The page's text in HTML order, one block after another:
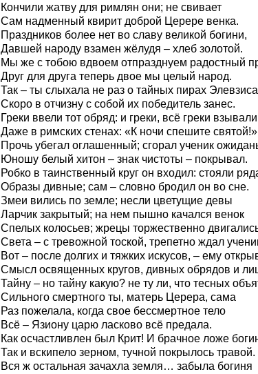
Кончили жатву для римлян они; не свивает
Сам надменный квирит доброй Церере венка.
Праздников более нет во славу великой богини,
Давшей народу взамен жёлудя – хлеб золотой.
Мы же с тобою вдвоем отпразднуем радостный
Друг для друга теперь двое мы целый народ.
Так – ты слыхала не раз о тайных пирах
Скоро в отчизну с собой их победитель занес.
Греки ввели тот обряд: и греки, всё греки взывали
Даже в римских стенах: «К ночи спешите святой!»
Прочь убегал оглашенный; сгорал ученик
Юношу белый хитон – знак чистоты – покрывал.
Робко в таинственный круг он входил: стояли
Образы дивные; сам – словно бродил он во сне.
Змеи вились по земле; несли цветущие девы
Ларчик закрытый; на нем пышно качался венок
Спелых колосьев; жрецы торжественно
Света – с тревожной тоской, трепетно ждал
Вот – после долгих и тяжких искусов, – ему
Смысл освященных кругов, дивных обрядов и
Тайну – но тайну какую? не ту ли, что тесных
Сильного смертного ты, матерь Церера, сама
Раз пожелала, когда свое бессмертное тело
Всё – Язиону царю ласково всё предала.
Как осчастливлен был Крит! И брачное ложе
Так и вскипело зерном, тучной покрылось травой.
Вся ж остальная зачахла земля… забыла богиня